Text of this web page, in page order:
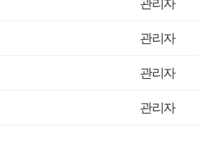
관리자
관리자
관리자
관리자